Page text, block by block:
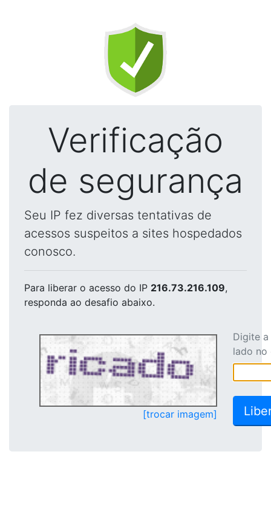
Verificação
de segurança
Seu IP fez diversas tentativas de
acessos suspeitos a sites hospedados
conosco.
Para liberar o acesso do IP 216.73.216.109,
responda ao desafio abaixo.
[trocar imagem]
Digite
lado no